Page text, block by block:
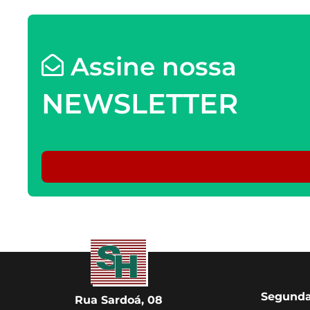
Assine nossa
NEWSLETTER
Rua Sardoá, 08